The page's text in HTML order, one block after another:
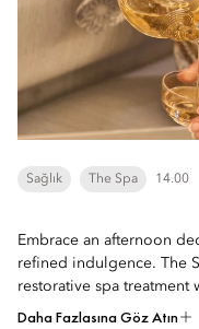
Sağlık The Spa 14.00
Embrace an afternoon
refined indulgence. The
restorative spa treatment
Daha Fazlasına Göz Atın